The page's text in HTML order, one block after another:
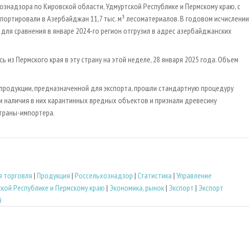
по Кировской области, Удмуртской Республике и Пермскому краю, с
в Азербайджан 11,7 тыс. м³ лесоматериалов. В годовом исчислении
сравнения в январе 2024-го регион отгрузил в адрес азербайджанских
из Пермского края в эту страну на этой неделе, 28 января 2025 года. Объем
предназначенной для экспорта, прошли стандартную процедуру
в них карантинных вредных объектов и признали древесину
импортера.
| Продукция | Россельхознадзор | Статистика | Управление
Республике и Пермскому краю | Экономика, рынок| Экспорт | Экспорт